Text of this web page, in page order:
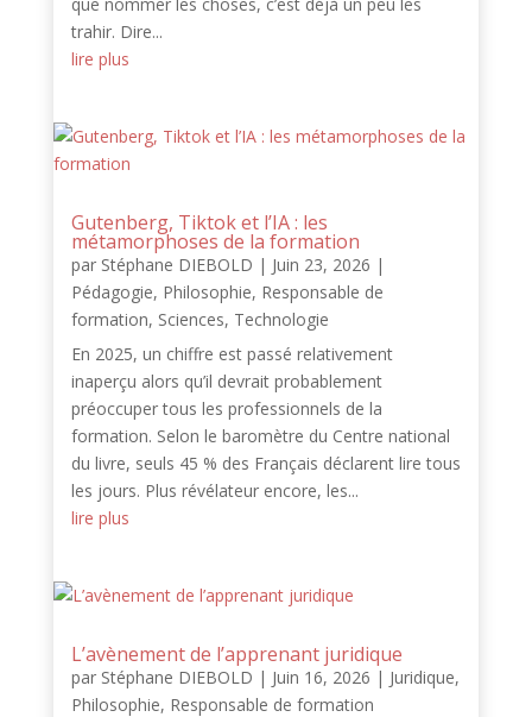
trahir. Dire...
lire plus
Gutenberg, Tiktok et l’IA : les
métamorphoses de la formation
par Stéphane DIEBOLD | Juin 23, 2026 |
Pédagogie, Philosophie, Responsable de
formation, Sciences, Technologie
En 2025, un chiffre est passé relativement
inaperçu alors qu’il devrait probablement
préoccuper tous les professionnels de la
formation. Selon le baromètre du Centre national
du livre, seuls 45 % des Français déclarent lire tous
les jours. Plus révélateur encore, les...
lire plus
L’avènement de l’apprenant juridique
par Stéphane DIEBOLD | Juin 16, 2026 | Juridique,
Philosophie, Responsable de formation